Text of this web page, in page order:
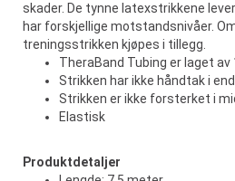
skader. De tynne latexstrikkene
har forskjellige motstandsnivåer.
treningsstrikken kjøpes i tillegg.
TheraBand Tubing er laget av
Strikken har ikke håndtak i
Strikken er ikke forsterket i
Elastisk
Produktdetaljer